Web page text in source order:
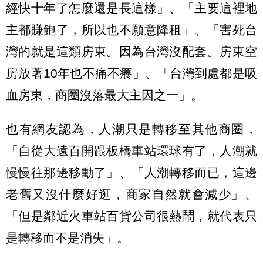
經快十年了怎麼還是長這樣」、「主要這裡地
主都賺飽了，所以也不願意降租」、「害死台
灣的就是這類房東。因為台灣沒配套。房東空
房放著10年也不痛不癢」、「台灣到處都是吸
血房東，商圈沒落最大主因之一」。
也有網友認為，人潮只是轉移至其他商圈，
「自從大遠百開跟板橋車站環球有了，人潮就
慢慢往那邊移動了」、「人潮轉移而已，這邊
老舊又沒什麼好逛，商家自然就會減少」、
「但是鄰近火車站百貨公司很熱鬧，就代表只
是轉移而不是消失」。